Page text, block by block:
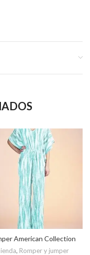
American Collection
, Romper y jumper